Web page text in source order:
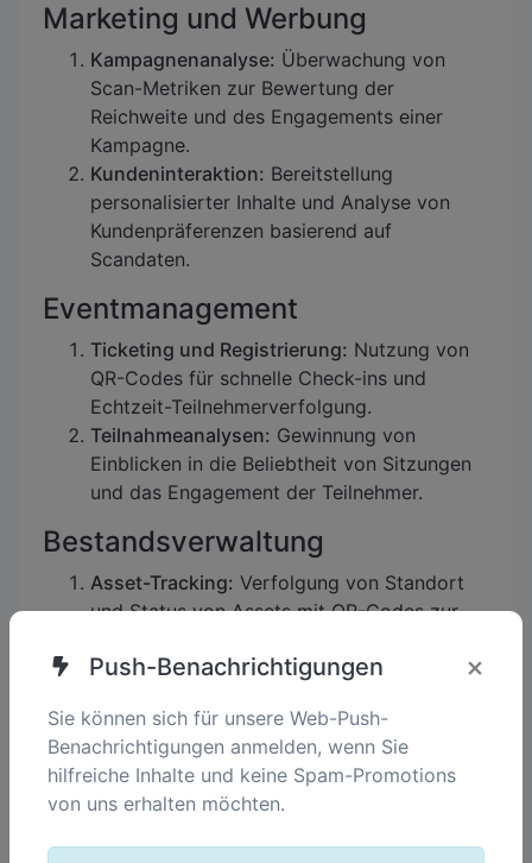
Marketing und Werbung
Kampagnenanalyse: Überwachung von
Scan-Metriken zur Bewertung der
Reichweite und des Engagements einer
Kampagne.
Kundeninteraktion: Bereitstellung
personalisierter Inhalte und Analyse von
Kundenpräferenzen basierend auf
Scandaten.
Eventmanagement
Ticketing und Registrierung: Nutzung von
QR-Codes für schnelle Check-ins und
Echtzeit-Teilnehmerverfolgung.
Teilnahmeanalysen: Gewinnung von
Einblicken in die Beliebtheit von Sitzungen
und das Engagement der Teilnehmer.
Bestandsverwaltung
Asset-Tracking: Verfolgung von Standort
und Status von Assets mit QR-Codes zur
A/B-Tests und Optimierung
Variationstests:Testen verschiedener QR-
Code-Designs, Inhalte oder Platzierungen
zur Ermittlung der besten Performance.
Push-Benachrichtigungen ×
Sie können sich für unsere Web-Push-
Benachrichtigungen anmelden, wenn Sie
hilfreiche Inhalte und keine Spam-Promotions
von uns erhalten möchten.